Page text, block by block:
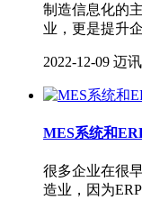
制造信息化的
业，更是提升
2022-12-09 迈
MES系统和
很多企业在很
造业，因为